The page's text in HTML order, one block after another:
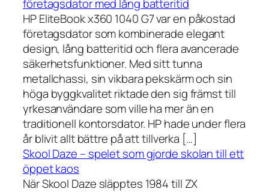
företagsdator med lång batteritid
HP EliteBook x360 1040 G7 var en påkostad
företagsdator som kombinerade elegant
design, lång batteritid och flera avancerade
säkerhetsfunktioner. Med sitt tunna
metallchassi, sin vikbara pekskärm och sin
höga byggkvalitet riktade den sig främst till
yrkesanvändare som ville ha mer än en
traditionell kontorsdator. HP hade under flera
år blivit allt bättre på att tillverka […]
Skool Daze – spelet som gjorde skolan till ett
öppet kaos
När Skool Daze släpptes 1984 till ZX